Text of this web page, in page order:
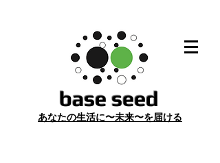
​base seed
あなたの生活に〜未来〜を届ける